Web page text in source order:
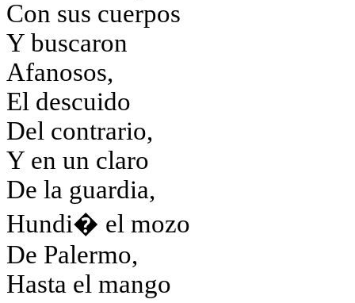
Con sus cuerpos
Y buscaron
Afanosos,
El descuido
Del contrario,
Y en un claro
De la guardia,
Hundi� el mozo
De Palermo,
Hasta el mango